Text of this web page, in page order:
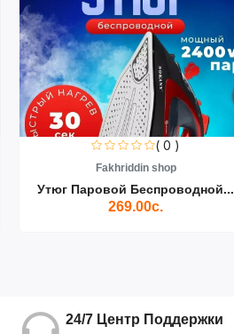
( 0 )
Fakhriddin shop
Утюг Паровой Беспроводной...
269.00с.
24/7 Центр Поддержки